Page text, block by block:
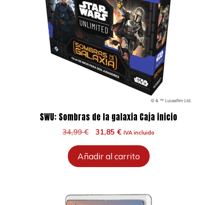
SWU: Sombras de la galaxia Caja inicio
34,99€
El
original
era:
31,85 €El
actual
es:
IVA incluido
Añadir al carrito